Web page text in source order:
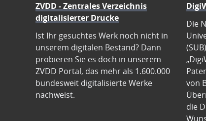
ZVDD - Zentrales Verzeichnis
digitalisierter Drucke
Ist Ihr gesuchtes Werk noch nicht in
unserem digitalen Bestand? Dann
probieren Sie es doch in unserem
ZVDD Portal, das mehr als 1.600.000
bundesweit digitalisierte Werke
nachweist.
Die
von
die